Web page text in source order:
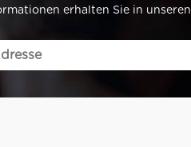
erhalten Sie in unseren